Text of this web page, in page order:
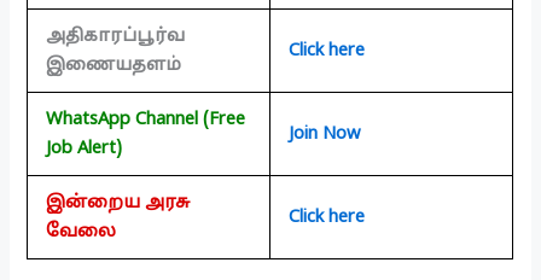
அதிகாரப்பூர்வ
இணையதளம்
Click here
WhatsApp Channel (Free
Job Alert)
Join Now
இன்றைய அரசு
வேலை
Click here